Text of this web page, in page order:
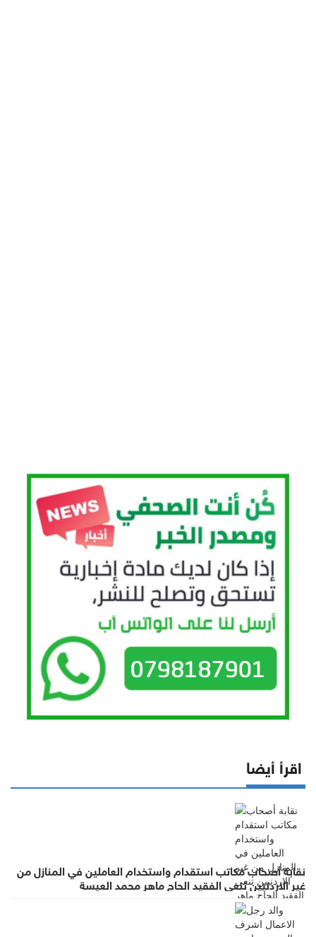
اقرأ أيضا
نقابة أصحاب مكاتب استقدام واستخدام العاملين في المنازل من
غير الاردنيين تنعى الفقيد الحاج ماهر محمد العيسة